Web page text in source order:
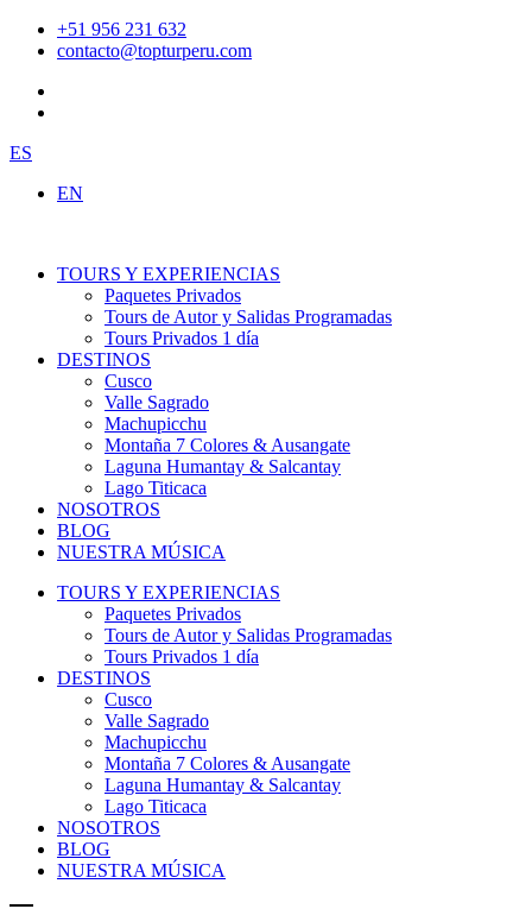
+51 956 231 632
contacto@topturperu.com
ES
EN
TOURS Y EXPERIENCIAS
Paquetes Privados
Tours de Autor y Salidas Programadas
Tours Privados 1 día
DESTINOS
Cusco
Valle Sagrado
Machupicchu
Montaña 7 Colores & Ausangate
Laguna Humantay & Salcantay
Lago Titicaca
NOSOTROS
BLOG
NUESTRA MÚSICA
TOURS Y EXPERIENCIAS
Paquetes Privados
Tours de Autor y Salidas Programadas
Tours Privados 1 día
DESTINOS
Cusco
Valle Sagrado
Machupicchu
Montaña 7 Colores & Ausangate
Laguna Humantay & Salcantay
Lago Titicaca
NOSOTROS
BLOG
NUESTRA MÚSICA